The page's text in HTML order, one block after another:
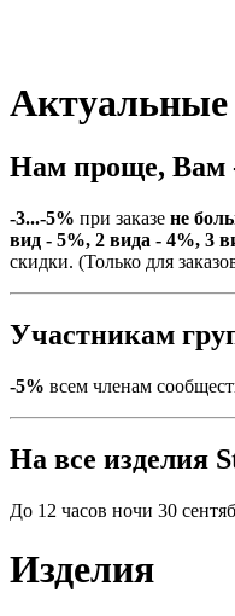
Актуальные
Нам проще, Вам
-3...-5% при заказе не
вид - 5%, 2 вида - 4%, 3
скидки. (Только для
Участникам
-5% всем членам
На все изделия
До 12 часов ночи 30
Изделия